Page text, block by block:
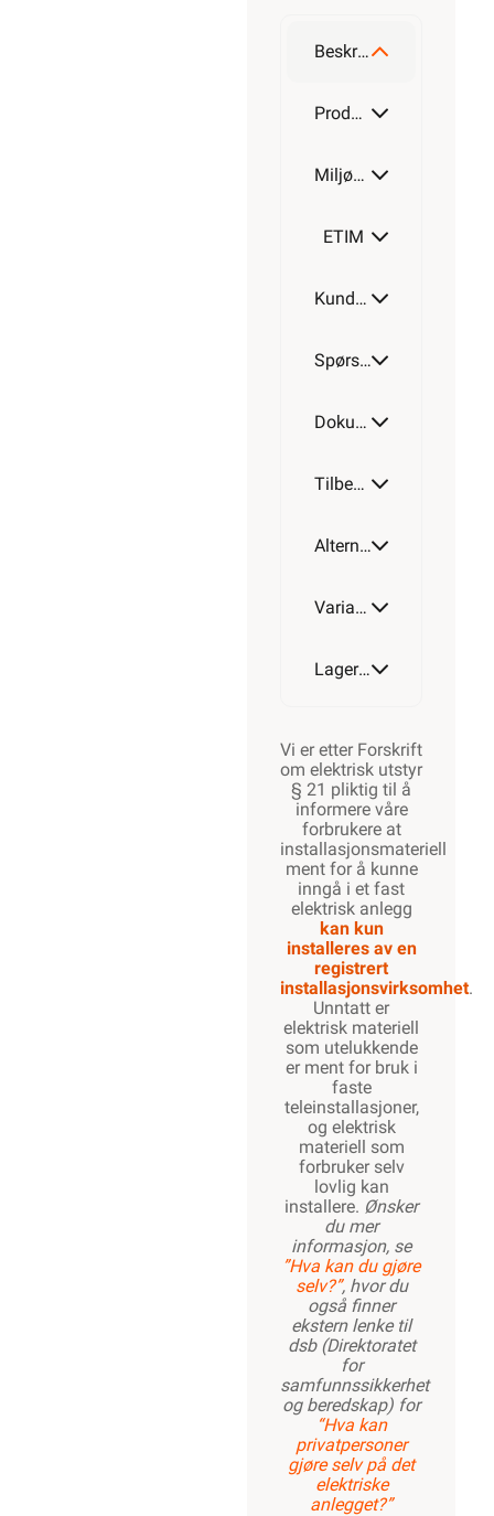
Beskrivelse
Produktdetaljer
Miljøparametere
ETIM
Kundeomtale
Spørsmål og svar
Dokumentasjon
Tilbehør
Alternative artikler
Varianter av artikkel
Lagerstatus
Vi er etter Forskrift
om elektrisk utstyr
§ 21 pliktig til å
informere våre
forbrukere at
installasjonsmateriell
ment for å kunne
inngå i et fast
elektrisk anlegg
kan kun
installeres av en
registrert
installasjonsvirksomhet.
Unntatt er
elektrisk materiell
som utelukkende
er ment for bruk i
faste
teleinstallasjoner,
og elektrisk
materiell som
forbruker selv
lovlig kan
installere. Ønsker
du mer
informasjon, se
”Hva kan du gjøre
selv?”, hvor du
også finner
ekstern lenke til
dsb (Direktoratet
for
samfunnssikkerhet
og beredskap) for
“Hva kan
privatpersoner
gjøre selv på det
elektriske
anlegget?”